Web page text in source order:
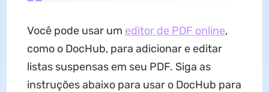
Você pode usar um editor de PDF online,
como o DocHub, para adicionar e editar
listas suspensas em seu PDF. Siga as
instruções abaixo para usar o DocHub para